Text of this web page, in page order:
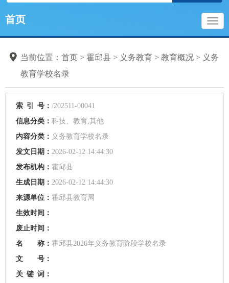
首页
当前位置： 首页 > 霍邱县 > 义务教育 > 教育概况 > 义务
教育学校名录
索 引 号： /202511-00041
信息分类： 科技、教育,其他
内容分类： 义务教育学校名录
发文日期： 2026-02-12 14:44:30
发布机构： 霍邱县
生成日期： 2026-02-12 14:44:30
来源单位： 霍邱县教育局
生效时间：
废止时间：
名 称： 霍邱县2026年义务教育阶段学校名录
文 号：
关 键 词：